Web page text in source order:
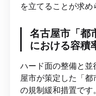
を立てることが求め
名古屋市「都
における容積
ハード面の整備と
屋市が策定した「
の規制緩和措置で